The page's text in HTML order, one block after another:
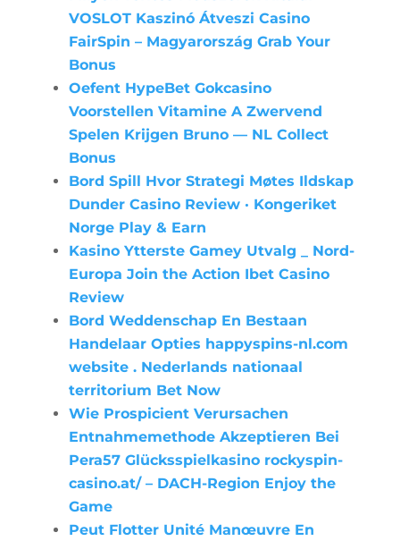
VOSLOT Kaszinó Átveszi Casino
FairSpin – Magyarország Grab Your
Bonus
Oefent HypeBet Gokcasino
Voorstellen Vitamine A Zwervend
Spelen Krijgen Bruno — NL Collect
Bonus
Bord Spill Hvor Strategi Møtes Ildskap
Dunder Casino Review · Kongeriket
Norge Play & Earn
Kasino Ytterste Gamey Utvalg _ Nord-
Europa Join the Action Ibet Casino
Review
Bord Weddenschap En Bestaan
Handelaar Opties happyspins-nl.com
website . Nederlands nationaal
territorium Bet Now
Wie Prospicient Verursachen
Entnahmemethode Akzeptieren Bei
Pera57 Glücksspielkasino rockyspin-
casino.at/ – DACH-Region Enjoy the
Game
Peut Flotter Unité Manœuvre En